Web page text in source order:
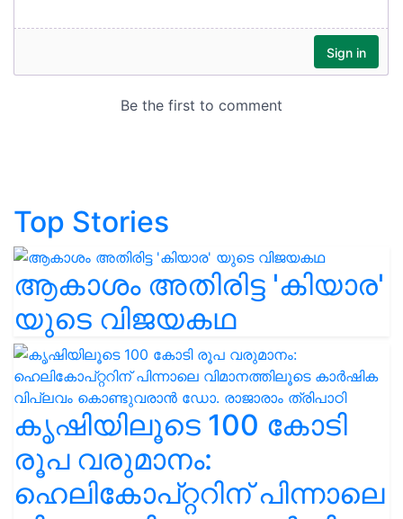
Top Stories
ആകാശം അതിരിട്ട 'കിയാര'
യുടെ വിജയകഥ
കൃഷിയിലൂടെ 100 കോടി
രൂപ വരുമാനം:
ഹെലികോപ്റ്ററിന് പിന്നാലെ